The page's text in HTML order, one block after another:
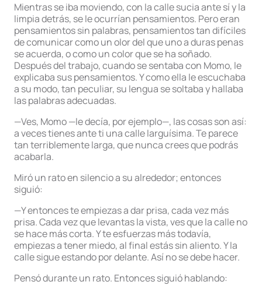
Mientras se iba moviendo, con la calle sucia ante sí y la
limpia detrás, se le ocurrían pensamientos. Pero eran
pensamientos sin palabras, pensamientos tan difíciles
de comunicar como un olor del que uno a duras penas
se acuerda, o como un color que se ha soñado.
Después del trabajo, cuando se sentaba con Momo, le
explicaba sus pensamientos. Y como ella le escuchaba
a su modo, tan peculiar, su lengua se soltaba y hallaba
las palabras adecuadas.
—Ves, Momo —le decía, por ejemplo—, las cosas son así:
a veces tienes ante ti una calle larguísima. Te parece
tan terriblemente larga, que nunca crees que podrás
acabarla.
Miró un rato en silencio a su alrededor; entonces
siguió:
—Y entonces te empiezas a dar prisa, cada vez más
prisa. Cada vez que levantas la vista, ves que la calle no
se hace más corta. Y te esfuerzas más todavía,
empiezas a tener miedo, al final estás sin aliento. Y la
calle sigue estando por delante. Así no se debe hacer.
Pensó durante un rato. Entonces siguió hablando: